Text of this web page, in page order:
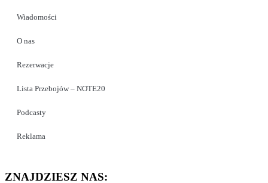
Wiadomości
O nas
Rezerwacje
Lista Przebojów – NOTE20
Podcasty
Reklama
ZNAJDZIESZ NAS: